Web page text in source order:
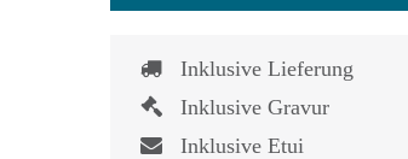
Inklusive Lieferung
Inklusive Gravur
Inklusive Etui